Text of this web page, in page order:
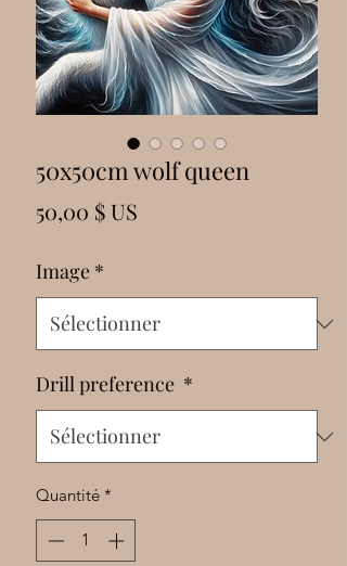
50x50cm wolf queen
50,00 $ US
Image *
Drill preference *
Quantité *